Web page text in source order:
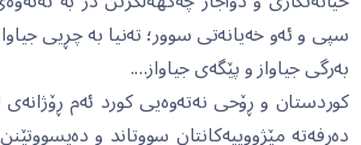
سپی و ئەو خەیانەتی سوور؛ تەنیا بە چڕیی
بەرگی جیاواز و پێگەی جیاواز….
کوردستان و ڕۆحی نەتەوەیی کورد ئەم ڕۆژانەی
دەرفەتە مێژووییەکانتان سووتاند و